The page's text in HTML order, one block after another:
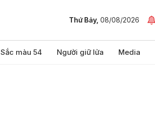
Thứ Bảy, 08/08/2026
Sắc màu 54 Người giữ lửa Media